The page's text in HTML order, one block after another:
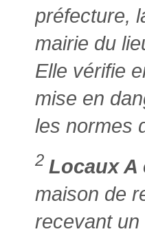
préfecture,
mairie du
Elle vérifie
mise en
les normes
2 Locaux A
maison de
recevant